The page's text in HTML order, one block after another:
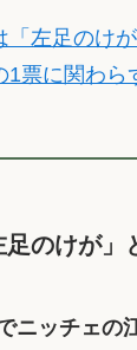
「左足のけ
1票に関わら
のけが」
ニッチェの